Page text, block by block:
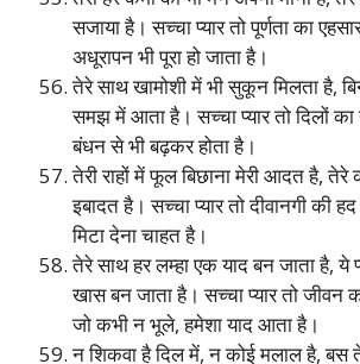
सजाया है। सच्चा प्यार तो पूर्णता का
अधूरापन भी पूरा हो जाता है।
तेरे साथ खामोशी में भी सुकून मिलता है,
समझ में आता है। सच्चा प्यार तो दिलों का
बंधन से भी बढ़कर होता है।
तेरी राहों में फूल बिछाना मेरी आदत है,
इबादत है। सच्चा प्यार तो दीवानगी की
मिटा देना चाहत है।
तेरे साथ हर लम्हा एक याद बन जाता है, ये
खास बन जाता है। सच्चा प्यार तो जीवन
जो कभी न भूले, हमेशा याद आता है।
न शिकवा है दिल में, न कोई मलाल है, बस